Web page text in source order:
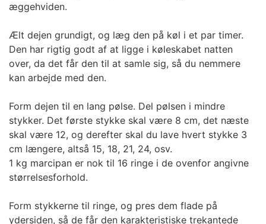
æggehviden.
Ælt dejen grundigt, og læg den på køl i et par timer.
Den har rigtig godt af at ligge i køleskabet natten
over, da det får den til at samle sig, så du nemmere
kan arbejde med den.
Form dejen til en lang pølse. Del pølsen i mindre
stykker. Det første stykke skal være 8 cm, det næste
skal være 12, og derefter skal du lave hvert stykke 3
cm længere, altså 15, 18, 21, 24, osv.
1 kg marcipan er nok til 16 ringe i de ovenfor angivne
størrelsesforhold.
Form stykkerne til ringe, og pres dem flade på
ydersiden, så de får den karakteristiske trekantede